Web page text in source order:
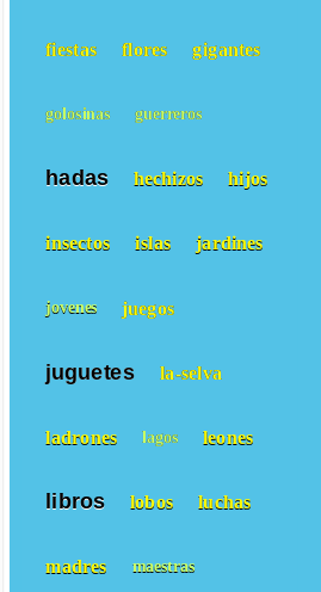
fiestas flores gigantes
golosinas guerreros
hadas hechizos hijos
insectos islas jardines
jovenes juegos
juguetes la-selva
ladrones lagos leones
libros lobos luchas
madres maestras